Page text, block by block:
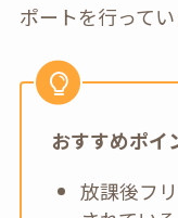
ポートを行ってい
おすすめポイ
放課後フ